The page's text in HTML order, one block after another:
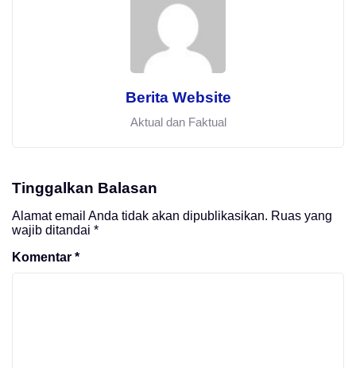
Berita Website
Aktual dan Faktual
Tinggalkan Balasan
Alamat email Anda tidak akan dipublikasikan. Ruas yang
wajib ditandai *
Komentar *